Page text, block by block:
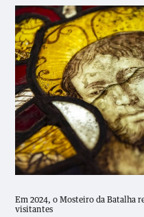
Em 2024, o Mosteiro da Batalha
visitantes